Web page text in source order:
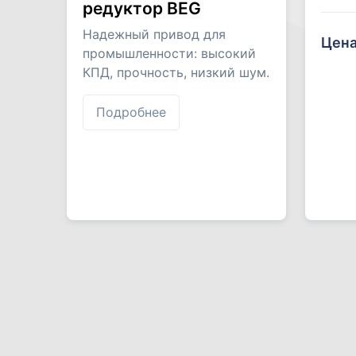
редуктор BEG
Надежный привод для
промышленности: высокий
КПД, прочность, низкий шум.
Подробнее